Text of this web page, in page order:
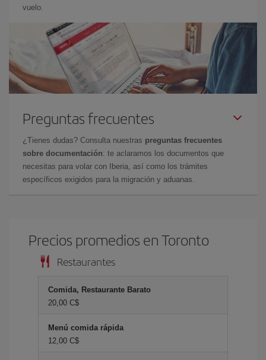
vuelo.
Preguntas frecuentes
¿Tienes dudas? Consulta nuestras preguntas frecuentes
sobre documentación: te aclaramos los documentos que
necesitas para volar con Iberia, así como los trámites
específicos exigidos para la migración y aduanas.
Precios promedios en Toronto
Restaurantes
Comida, Restaurante Barato
20,00 C$
Menú comida rápida
12,00 C$